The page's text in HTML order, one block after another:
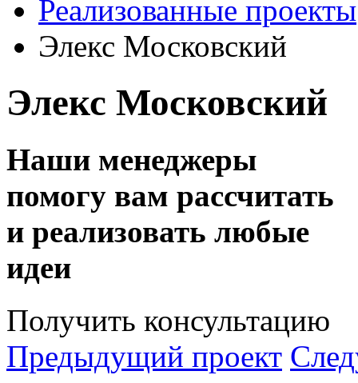
Реализованные проекты
Элекс Московский
Элекс Московский
Наши менеджеры
помогу вам рассчитать
и реализовать любые
идеи
Получить консультацию
Предыдущий проект